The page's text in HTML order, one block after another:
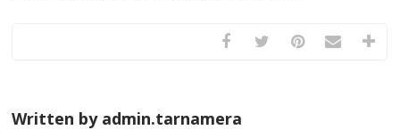
Written by admin.tarnamera